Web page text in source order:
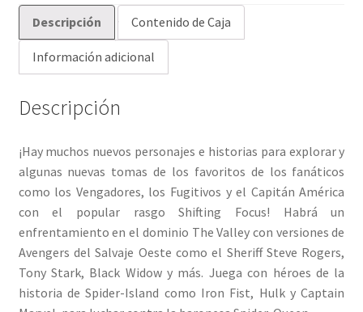
Descripción Contenido de Caja
Información adicional
Descripción
¡Hay muchos nuevos personajes e historias para explorar y
algunas nuevas tomas de los favoritos de los fanáticos
como los Vengadores, los Fugitivos y el Capitán América
con el popular rasgo Shifting Focus! Habrá un
enfrentamiento en el dominio The Valley con versiones de
Avengers del Salvaje Oeste como el Sheriff Steve Rogers,
Tony Stark, Black Widow y más. Juega con héroes de la
historia de Spider-Island como Iron Fist, Hulk y Captain